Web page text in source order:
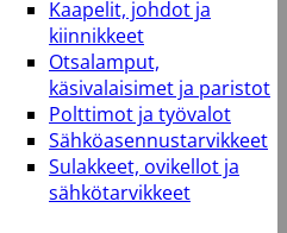
Kaapelit, johdot ja
kiinnikkeet
Otsalamput,
käsivalaisimet ja paristot
Polttimot ja työvalot
Sähköasennustarvikkeet
Sulakkeet, ovikellot ja
sähkötarvikkeet